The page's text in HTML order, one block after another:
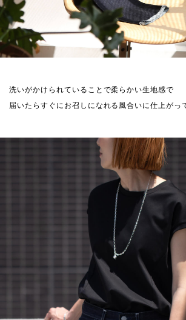
洗いがかけられていることで柔らかい生地感で
届いたらすぐにお召しになれる風合いに仕上がっ